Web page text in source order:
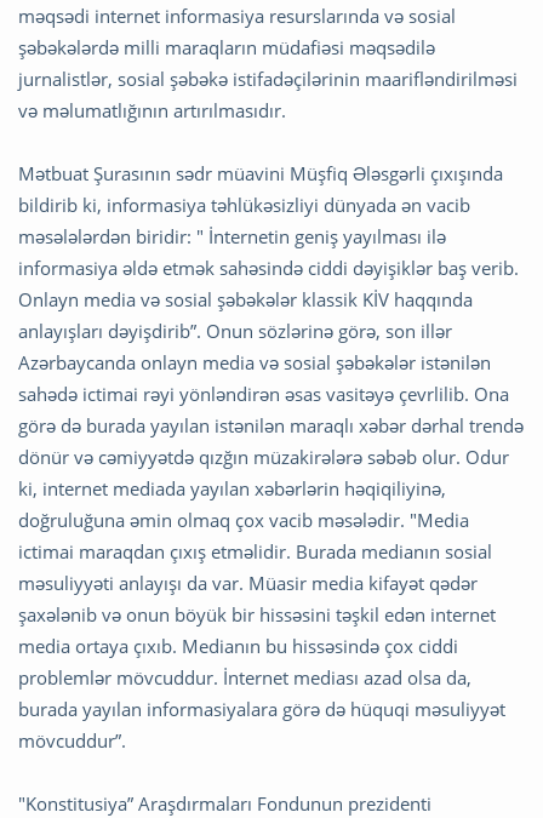
məqsədi internet informasiya resurslarında və sosial
şəbəkələrdə milli maraqların müdafiəsi məqsədilə
jurnalistlər, sosial şəbəkə istifadəçilərinin maarifləndirilməsi
və məlumatlığının artırılmasıdır.
Mətbuat Şurasının sədr müavini Müşfiq Ələsgərli çıxışında
bildirib ki, informasiya təhlükəsizliyi dünyada ən vacib
məsələlərdən biridir: " İnternetin geniş yayılması ilə
informasiya əldə etmək sahəsində ciddi dəyişiklər baş verib.
Onlayn media və sosial şəbəkələr klassik KİV haqqında
anlayışları dəyişdirib”. Onun sözlərinə görə, son illər
Azərbaycanda onlayn media və sosial şəbəkələr istənilən
sahədə ictimai rəyi yönləndirən əsas vasitəyə çevrlilib. Ona
görə də burada yayılan istənilən maraqlı xəbər dərhal trendə
dönür və cəmiyyətdə qızğın müzakirələrə səbəb olur. Odur
ki, internet mediada yayılan xəbərlərin həqiqiliyinə,
doğruluğuna əmin olmaq çox vacib məsələdir. "Media
ictimai maraqdan çıxış etməlidir. Burada medianın sosial
məsuliyyəti anlayışı da var. Müasir media kifayət qədər
şaxələnib və onun böyük bir hissəsini təşkil edən internet
media ortaya çıxıb. Medianın bu hissəsində çox ciddi
problemlər mövcuddur. İnternet mediası azad olsa da,
burada yayılan informasiyalara görə də hüquqi məsuliyyət
mövcuddur”.
"Konstitusiya” Araşdırmaları Fondunun prezidenti